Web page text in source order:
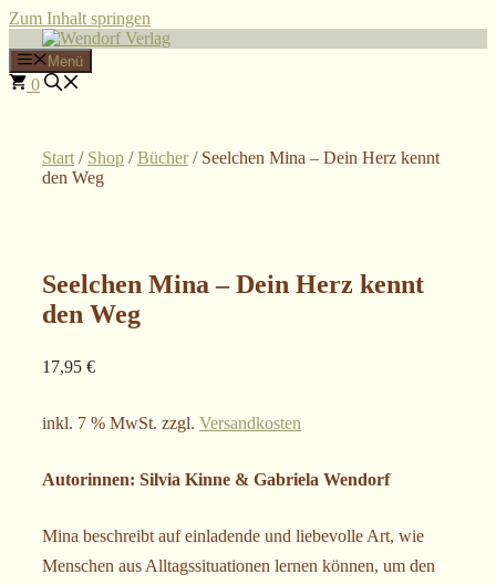
Zum Inhalt springen
Menü
0
Start / Shop /Bücher/ Seelchen Mina – Dein Herz kennt
den Weg
Seelchen Mina – Dein Herz kennt
den Weg
17,95 €
inkl. 7 % MwSt. zzgl. Versandkosten
Autorinnen: Silvia Kinne & Gabriela Wendorf
Mina beschreibt auf einladende und liebevolle Art, wie
Menschen aus Alltagssituationen lernen können, um den